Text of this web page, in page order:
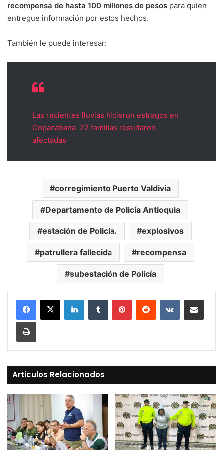
recompensa de hasta 100 millones de pesos para quien
entregue información por estos hechos.
También le puede interesar:
Las recientes lluvias hicieron estragos en
Copacabana. 22 familias resultaron
afectadas
corregimiento Puerto Valdivia
Departamento de Policía Antioquia
estación de Policía. explosivos
patrullera fallecida recompensa
subestación de Policía
LinkedInTumblr PinterestReddit VKontakteCompartir vía Mail
Print
Articulos Relacionados